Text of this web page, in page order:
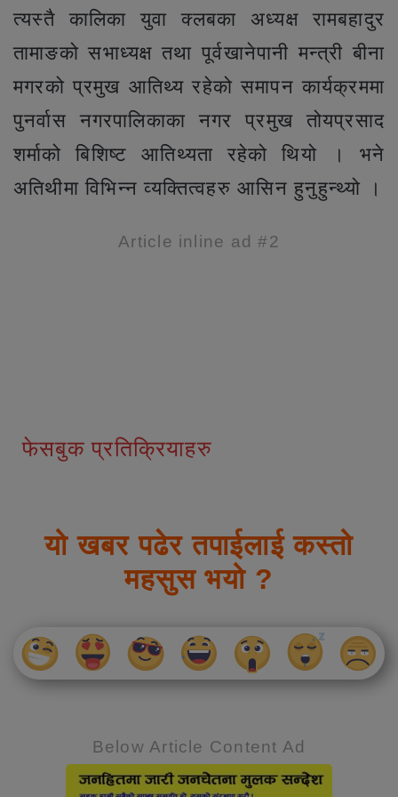
त्यस्तै कालिका युवा क्लबका अध्यक्ष रामबहादुर
तामाङको सभाध्यक्ष तथा पूर्वखानेपानी मन्त्री बीना
मगरको प्रमुख आतिथ्य रहेको समापन कार्यक्रममा
पुनर्वास नगरपालिकाका नगर प्रमुख तोयप्रसाद
शर्माको बिशिष्ट आतिथ्यता रहेको थियो । भने
अतिथीमा विभिन्न व्यक्तित्वहरु आसिन हुनुहुन्थ्यो ।
Article inline ad #2
फेसबुक प्रतिक्रियाहरु
यो खबर पढेर तपाईलाई कस्तो
महसुस भयो ?
Below Article Content Ad